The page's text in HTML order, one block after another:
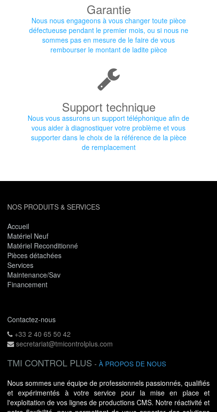
Garantie
Nous nous engageons à vous changer toute pièce
défectueuse pendant le premier mois, ou si nous ne
sommes pas en mesure de le faire de vous
rembourser le montant de ladite pièce
Support technique
Nous vous assurons un support téléphonique afin de
vous aider à diagnostiquer votre problème et vous
supporter dans le choix de la référence de la pièce
de remplacement
NOS PRODUITS & SERVICES
Accueil
Matériel Neuf
Matériel Reconditionné
Pièces détachées
Services
Maintenance/Sav
Financement
Contactez-nous
+33 2 40 65 50 42
secretariat@tmicontrolplus.com
TMI CONTROL PLUS - À PROPOS DE NOUS
Nous sommes une équipe de professionnels passionnés, qualifiés
et expérimentés à votre service pour la mise en place et
l'exploitation de vos lignes de productions CMS. Notre réactivité et